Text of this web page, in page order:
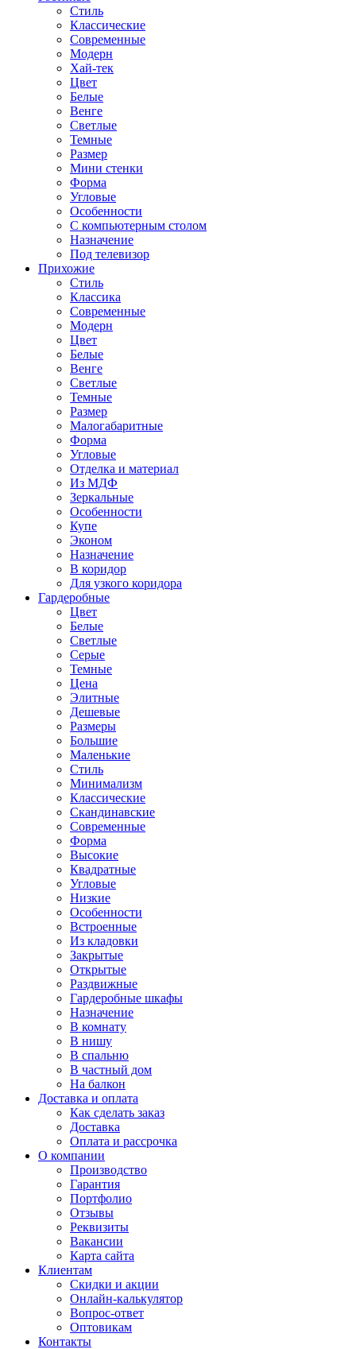
Стиль
Классические
Современные
Модерн
Хай-тек
Цвет
Белые
Венге
Светлые
Темные
Размер
Мини стенки
Форма
Угловые
Особенности
С компьютерным столом
Назначение
Под телевизор
Прихожие
Стиль
Классика
Современные
Модерн
Цвет
Белые
Венге
Светлые
Темные
Размер
Малогабаритные
Форма
Угловые
Отделка и материал
Из МДФ
Зеркальные
Особенности
Купе
Эконом
Назначение
В коридор
Для узкого коридора
Гардеробные
Цвет
Белые
Светлые
Серые
Темные
Цена
Элитные
Дешевые
Размеры
Большие
Маленькие
Стиль
Минимализм
Классические
Скандинавские
Современные
Форма
Высокие
Квадратные
Угловые
Низкие
Особенности
Встроенные
Из кладовки
Закрытые
Открытые
Раздвижные
Гардеробные шкафы
Назначение
В комнату
В нишу
В спальню
В частный дом
На балкон
Доставка и оплата
Как сделать заказ
Доставка
Оплата и рассрочка
О компании
Производство
Гарантия
Портфолио
Отзывы
Реквизиты
Вакансии
Карта сайта
Клиентам
Скидки и акции
Онлайн-калькулятор
Вопрос-ответ
Оптовикам
Контакты